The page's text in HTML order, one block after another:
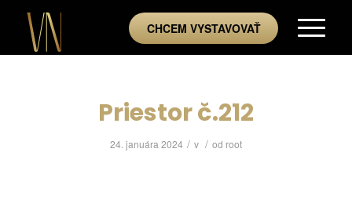
CHCEM VYSTAVOVAŤ
Priestor č.212
24. januára 2024 / v / od root